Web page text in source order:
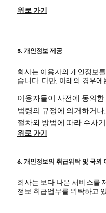
위로 가기
5. 개인정보 제공
회사는 이용자의 개인정보
습니다. 다만, 아래의 경우
이용자들이 사전에 동의한
법령의 규정에 의거하거
절차와 방법에 따라 수사
위로 가기
6. 개인정보의 취급위탁 및 국외
회사는 보다 나은 서비스를
정보 취급업무를 위탁하고